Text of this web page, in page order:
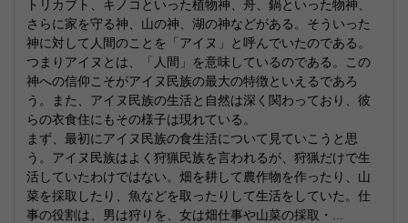
トリカブト、キノコといった植物神、舟、鍋といった物神、
さらに家を守る神、山の神、湖の神などがある。そういった
神に対して人間のことを「アイヌ」と呼んでいたのである。
つまりアイヌとは、「人間」を意味しているのである。この
神への信仰こそがアイヌ民族の最大の特徴といえるであろ
う。また、アイヌ民族の生活と自然は深く関わっており、彼
らの衣食住にもその様子は現れている。
まず、最初にアイヌ民族の食生活について見ていこうと思
う。アイヌ民族はよく狩猟民族を言われるが、狩猟だけで生
活していたわけではない。畑を耕して農作物を作ったり、山
菜を採取したり、魚などを取ったりして生活をしていた。仕
事の役割は、男は狩りを、女は畑仕事や山菜の採取・...